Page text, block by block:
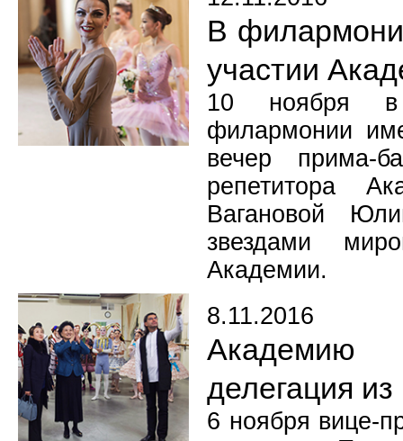
В
участии
10 ноября в
филармонии
вечер прима-
репетитора
Вагановой
звездами
Академии.
8.11.2016
Академию
делегация из
6 ноября вице-